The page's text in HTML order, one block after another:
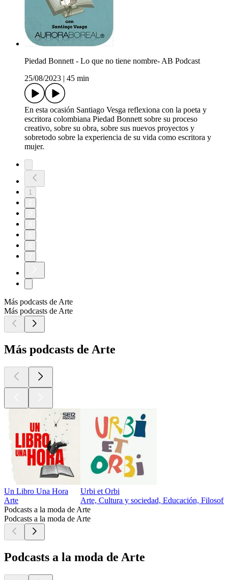
Piedad Bonnett - Lo que no tiene nombre- AB Podcast
25/08/2023
45 min
En esta ocasión Santiago Vesga reflexiona con la poeta y
escritora colombiana Piedad Bonnett sobre su proceso
creativo, sobre su obra, sobre sus nuevos proyectos y
sobretodo sobre la experiencia de su vida como escritora y
mujer.
1
Más podcasts de Arte
Más podcasts de Arte
Más podcasts de Arte
Un Libro Una Hora
Arte
Urbi et Orbi
Arte, Cultura y sociedad, Educación,
Podcasts a la moda de Arte
Podcasts a la moda de Arte
Podcasts a la moda de Arte